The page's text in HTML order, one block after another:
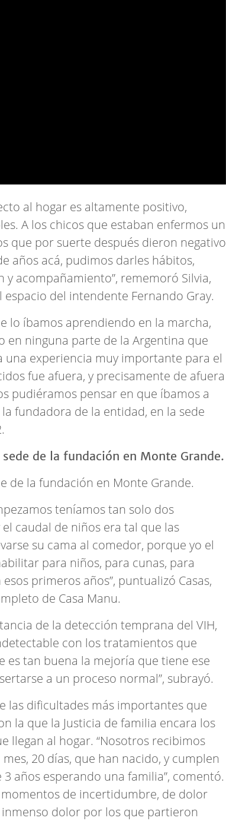
al hogar es altamente positivo,
A los chicos que estaban enfermos un
que por suerte después dieron negativo
años acá, pudimos darles hábitos,
acompañamiento”, rememoró Silvia,
del intendente Fernando Gray.
lo íbamos aprendiendo en la marcha,
en ninguna parte de la Argentina que
una experiencia muy importante para el
fue afuera, y precisamente de afuera
pudiéramos pensar en que íbamos a
fundadora de la entidad, en la sede
de la fundación en Monte Grande.
teníamos tan solo dos
caudal de niños era tal que las
su cama al comedor, porque yo el
para niños, para cunas, para
primeros años”, puntualizó Casas,
de Casa Manu.
de la detección temprana del VIH,
con los tratamientos que
es tan buena la mejoría que tiene ese
a un proceso normal”, subrayó.
las dificultades más importantes que
la que la Justicia de familia encara los
llegan al hogar. “Nosotros recibimos
20 días, que han nacido, y cumplen
años esperando una familia”, comentó.
de incertidumbre, de dolor
dolor por los que partieron